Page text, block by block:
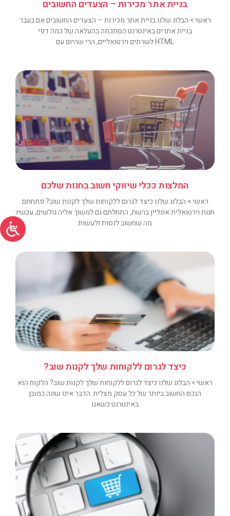
בניית אתר מכירות – הצעדים החשובים
ראשי > הבלוג שלנו בניית אתר מכירות – הצעדים החשובים אם בעבר
בניית אתרים באינטרנט הסתכמה בהעלאה של כמה דפי
HTML לשרתים וירטואליים, הרי שהיום עם
המלצות ככלי שיווקי חשוב בחנות שלכם
ראשי > הבלוג שלנו כיצד לגרום ללקוחות שלך לקנות שוב? פתחתם
חנות וירטואלית אונליין ברשת, התחלתם גם למשוך אליה גולשים, עכשיו
מה שחשוב לנסות ולעשות
כיצד לגרום ללקוחות שלך לקנות שוב?
ראשי > הבלוג שלנו כיצד לגרום ללקוחות שלך לקנות שוב? הלקוח הוא
הנכס החשוב ביותר של כל עסק מצליח. הדבר אינו שונה כמובן
באינטרנט כשאנו